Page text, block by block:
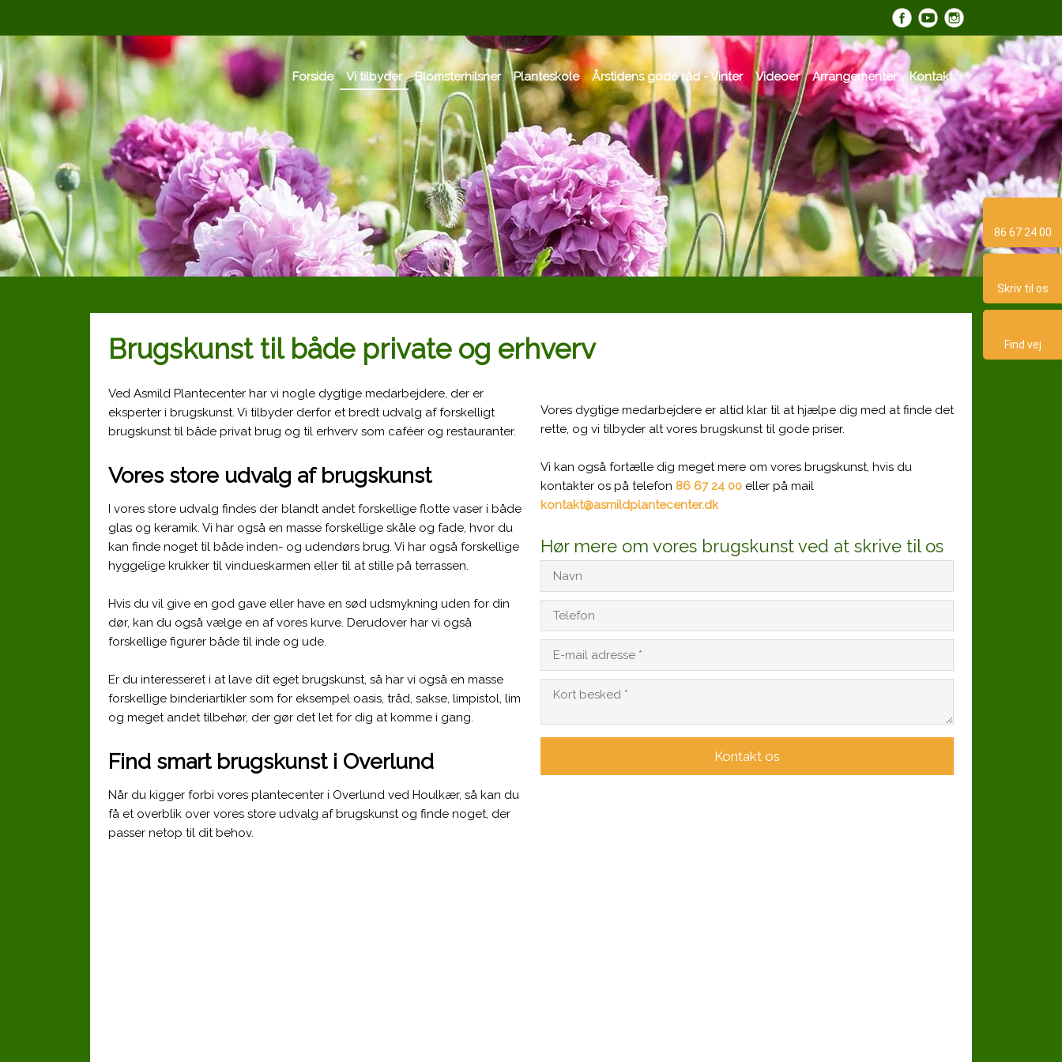
86 67 24 00
Skriv til os​
Find vej​
​
Forside Vi tilbyder Blomsterhilsner Planteskole Årstidens gode råd - Vinter Videoer Arrangementer Kontakt
Brugskunst til både private og erhverv​
Ved Asmild Plantecenter har vi nogle dygtige medarbejdere, der er
eksperter i brugskunst. Vi tilbyder derfor et bredt udvalg af forskelligt
brugskunst til både privat brug og til erhverv som caféer og restauranter.
Vores store udvalg af brugskunst
I vores store udvalg findes der blandt andet forskellige flotte vaser i både
glas og keramik. Vi har også en masse forskellige skåle og fade, hvor du
kan finde noget til både inden- og udendørs brug. Vi har også forskellige
hyggelige krukker til vindueskarmen eller til at stille på terrassen.
Hvis du vil give en god gave eller have en sød udsmykning uden for din
dør, kan du også vælge en af vores kurve. Derudover har vi også
forskellige figurer både til inde og ude.
Er du interesseret i at lave dit eget brugskunst, så har vi også en masse
forskellige binderiartikler som for eksempel oasis, tråd, sakse, limpistol, lim
og meget andet tilbehør, der gør det let for dig at komme i gang.
Find smart brugskunst i Overlund
Når du kigger forbi vores plantecenter i Overlund ved Houlkær, så kan du
få et overblik over vores store udvalg af brugskunst og finde noget, der
passer netop til dit behov.
​Vores dygtige medarbejdere er altid klar til at hjælpe dig med at finde det
rette, og vi tilbyder alt vores brugskunst til gode priser.
Vi kan også fortælle dig meget mere om vores brugskunst, hvis du
kontakter os på telefon 86 67 24 00eller på mail
kontakt@asmildplantecenter.dk​​
Hør mere om vores brugskunst ved at skrive til os